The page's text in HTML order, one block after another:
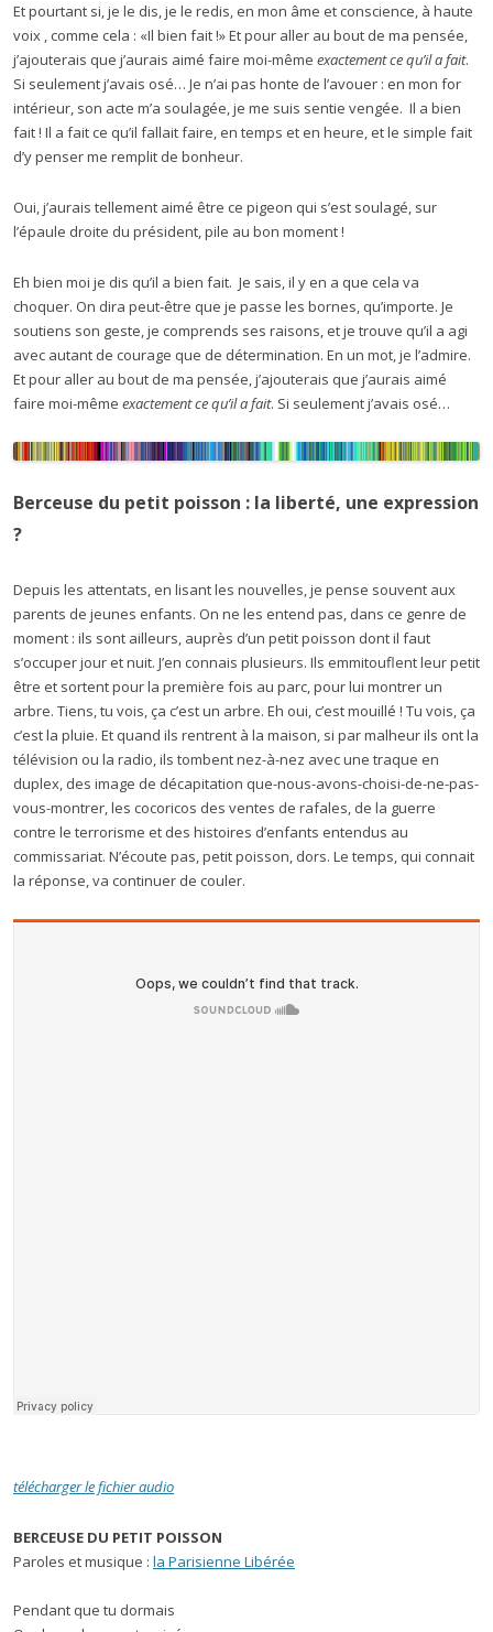
Et pourtant si, je le dis, je le redis, en mon âme et conscience, à haute
voix , comme cela : «Il bien fait !» Et pour aller au bout de ma pensée,
j’ajouterais que j’aurais aimé faire moi-même exactement ce qu’il a fait.
Si seulement j’avais osé… Je n’ai pas honte de l’avouer : en mon for
intérieur, son acte m’a soulagée, je me suis sentie vengée. Il a bien
fait ! Il a fait ce qu’il fallait faire, en temps et en heure, et le simple fait
d’y penser me remplit de bonheur.
Oui, j’aurais tellement aimé être ce pigeon qui s’est soulagé, sur
l’épaule droite du président, pile au bon moment !
Eh bien moi je dis qu’il a bien fait. Je sais, il y en a que cela va
choquer. On dira peut-être que je passe les bornes, qu’importe. Je
soutiens son geste, je comprends ses raisons, et je trouve qu’il a agi
avec autant de courage que de détermination. En un mot, je l’admire.
Et pour aller au bout de ma pensée, j’ajouterais que j’aurais aimé
faire moi-même exactement ce qu’il a fait. Si seulement j’avais osé…
Berceuse du petit poisson : la liberté, une expression
?
Depuis les attentats, en lisant les nouvelles, je pense souvent aux
parents de jeunes enfants. On ne les entend pas, dans ce genre de
moment : ils sont ailleurs, auprès d’un petit poisson dont il faut
s’occuper jour et nuit. J’en connais plusieurs. Ils emmitouflent leur petit
être et sortent pour la première fois au parc, pour lui montrer un
arbre. Tiens, tu vois, ça c’est un arbre. Eh oui, c’est mouillé ! Tu vois, ça
c’est la pluie. Et quand ils rentrent à la maison, si par malheur ils ont la
télévision ou la radio, ils tombent nez-à-nez avec une traque en
duplex, des image de décapitation que-nous-avons-choisi-de-ne-pas-
vous-montrer, les cocoricos des ventes de rafales, de la guerre
contre le terrorisme et des histoires d’enfants entendus au
commissariat. N’écoute pas, petit poisson, dors. Le temps, qui connait
la réponse, va continuer de couler.
télécharger le fichier audio
BERCEUSE DU PETIT POISSON
Paroles et musique : la Parisienne Libérée
Pendant que tu dormais